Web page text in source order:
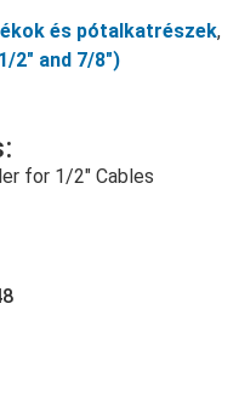
és pótalkatrészek,
2" and 7/8")
for 1/2″ Cables